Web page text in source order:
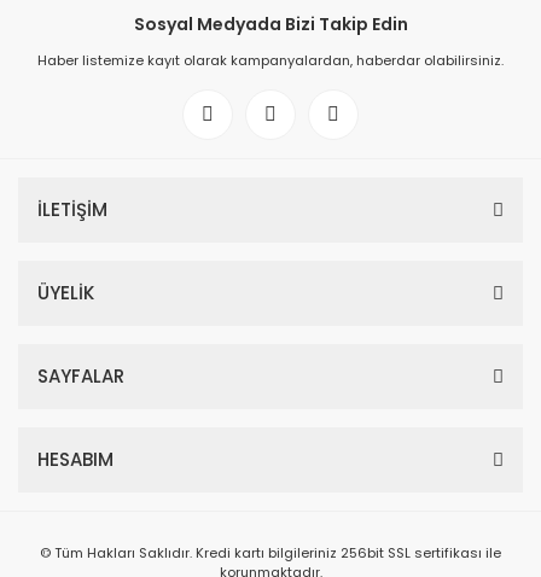
Sosyal Medyada Bizi Takip Edin
Haber listemize kayıt olarak kampanyalardan, haberdar olabilirsiniz.
İLETİŞİM
ÜYELİK
SAYFALAR
HESABIM
© Tüm Hakları Saklıdır. Kredi kartı bilgileriniz 256bit SSL sertifikası ile
korunmaktadır.